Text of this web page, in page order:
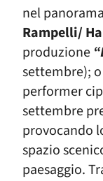
nel
Rampelli/
produzione
settembre); o
performer
settembre
provocando
spazio
paesaggio.